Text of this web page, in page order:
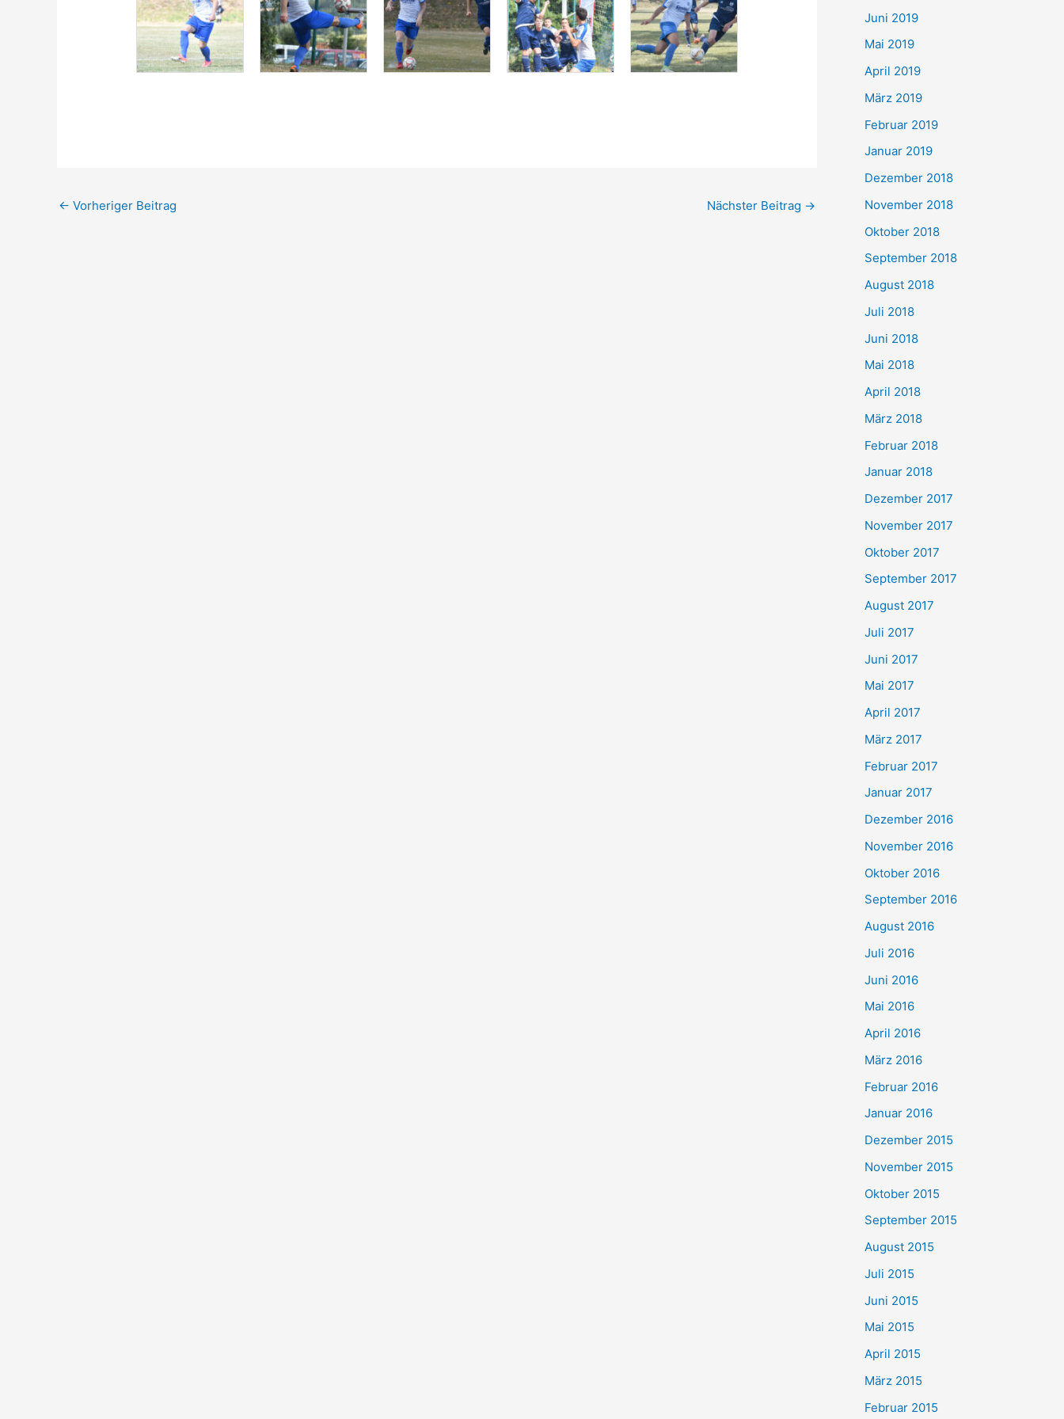
← Vorheriger Beitrag Nächster Beitrag →
Juni 2019
Mai 2019
April 2019
März 2019
Februar 2019
Januar 2019
Dezember 2018
November 2018
Oktober 2018
September 2018
August 2018
Juli 2018
Juni 2018
Mai 2018
April 2018
März 2018
Februar 2018
Januar 2018
Dezember 2017
November 2017
Oktober 2017
September 2017
August 2017
Juli 2017
Juni 2017
Mai 2017
April 2017
März 2017
Februar 2017
Januar 2017
Dezember 2016
November 2016
Oktober 2016
September 2016
August 2016
Juli 2016
Juni 2016
Mai 2016
April 2016
März 2016
Februar 2016
Januar 2016
Dezember 2015
November 2015
Oktober 2015
September 2015
August 2015
Juli 2015
Juni 2015
Mai 2015
April 2015
März 2015
Februar 2015